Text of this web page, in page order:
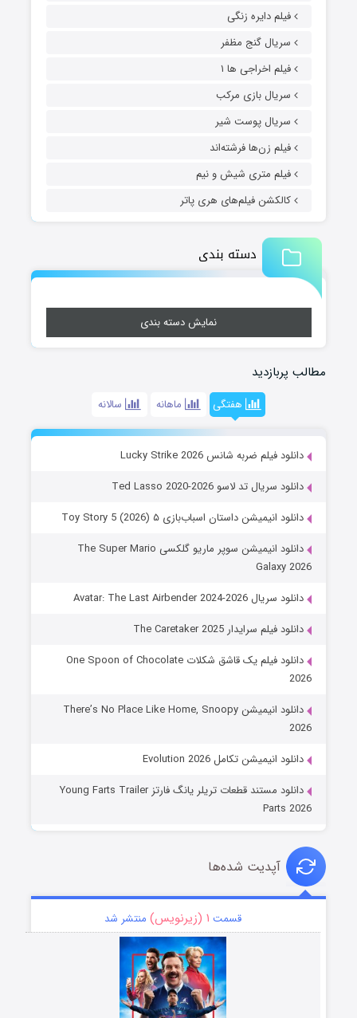
فیلم دایره زنگی
سریال گنج مظفر
فیلم اخراجی ها ۱
سریال بازی مرکب
سریال پوست شیر
فیلم زن‌ها فرشته‌اند
فیلم متری شیش و نیم
کالکشن فیلم‌های هری پاتر
دسته بندی
نمایش دسته بندی
مطالب پربازدید
هفتگی ماهانه سالانه
دانلود فیلم ضربه شانس Lucky Strike 2026
دانلود سریال تد لاسو Ted Lasso 2020-2026
دانلود انیمیشن داستان اسباب‌بازی ۵ Toy Story 5 (2026)
دانلود انیمیشن سوپر ماریو گلکسی The Super Mario
Galaxy 2026
دانلود سریال Avatar: The Last Airbender 2024-2026
دانلود فیلم سرایدار The Caretaker 2025
دانلود فیلم یک قاشق شکلات One Spoon of Chocolate
2026
دانلود انیمیشن There’s No Place Like Home, Snoopy
2026
دانلود انیمیشن تکامل Evolution 2026
دانلود مستند قطعات تریلر یانگ فارتز Young Farts Trailer
Parts 2026
آپدیت شده‌ها
قسمت ۱ (زیرنویس) منتشر شد